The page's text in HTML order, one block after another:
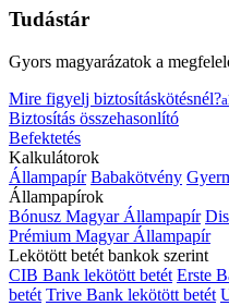
Tudástár
Gyors magyarázatok a
Mire figyelj biztosításkötésnél?
Biztosítás összehasonlító
Befektetés
Kalkulátorok
Állampapír Babakötvény
Állampapírok
Bónusz Magyar Állampapír
Prémium Magyar Állampapír
Lekötött betét bankok szerint
CIB Bank lekötött betét Erste
betét Trive Bank lekötött betét